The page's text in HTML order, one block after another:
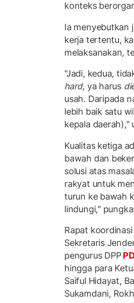
konteks
Ia menyebutkan
kerja tertentu,
melaksanakan,
"Jadi, kedua,
hard, ya harus
usah. Daripada
lebih baik satu
kepala daerah),"
Kualitas ketiga
bawah dan
solusi atas
rakyat untuk
turun ke bawah
lindungi,"
Rapat
Sekretaris
pengurus DPP
hingga para
Saiful Hidayat,
Sukamdani,